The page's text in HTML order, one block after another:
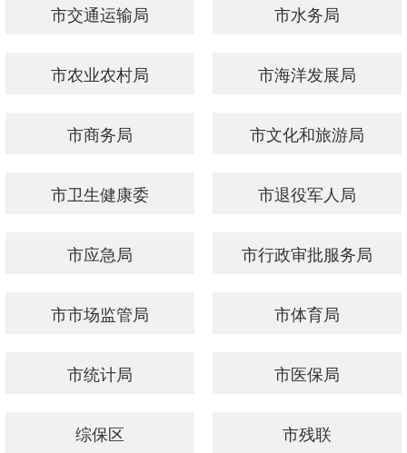
市交通运输局 市水务局
市农业农村局 市海洋发展局
市商务局 市文化和旅游局
市卫生健康委 市退役军人局
市应急局 市行政审批服务局
市市场监管局 市体育局
市统计局 市医保局
综保区 市残联